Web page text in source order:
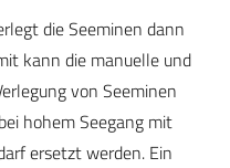
die Seeminen dann
kann die manuelle und
von Seeminen
hohem Seegang mit
ersetzt werden. Ein